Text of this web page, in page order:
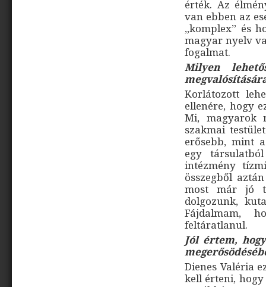
érték. Az
van ebben az
„komplex” és
magyar nyelv
fogalmat.
Milyen
Korlátozott
ellenére, hogy
Mi, magyarok
szakmai
erősebb, mint
egy
intézmény
összegből
most már jó
dolgozunk,
Fájdalmam,
feltáratlanul.
Jól értem,
Dienes Valéria
kell érteni, hogy